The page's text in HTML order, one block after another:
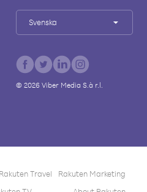
Svenska
© 2026Viber Media S.à r.l.
Rakuten Travel
Rakuten Marketing